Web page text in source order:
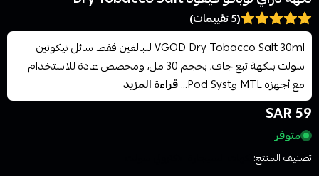
(5 تقييمات)
VGOD Dry Tobacco Salt 30ml للبالغين فقط. سائل نيكوتين
سولت بنكهة تبغ جاف، بحجم 30 مل، ومخصص عادة للاستخدام
مع أجهزة MTL وPod Syst...
قراءة المزيد
59 SAR
متوفر
تصنيف المنتج: